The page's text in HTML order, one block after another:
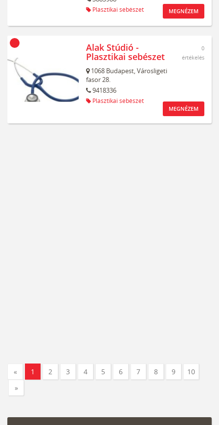
Plasztikai sebészet MEGNÉZEM
Alak Stúdió -
Plasztikai sebészet
1068 Budapest,Városligeti
fasor 28.
9418336
Plasztikai sebészet
0
értékelés
MEGNÉZEM
« 1 2 3 4 5 6 7 8 9
10
»